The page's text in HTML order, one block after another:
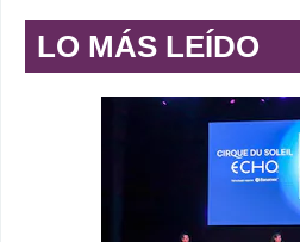
LO MÁS LEÍDO